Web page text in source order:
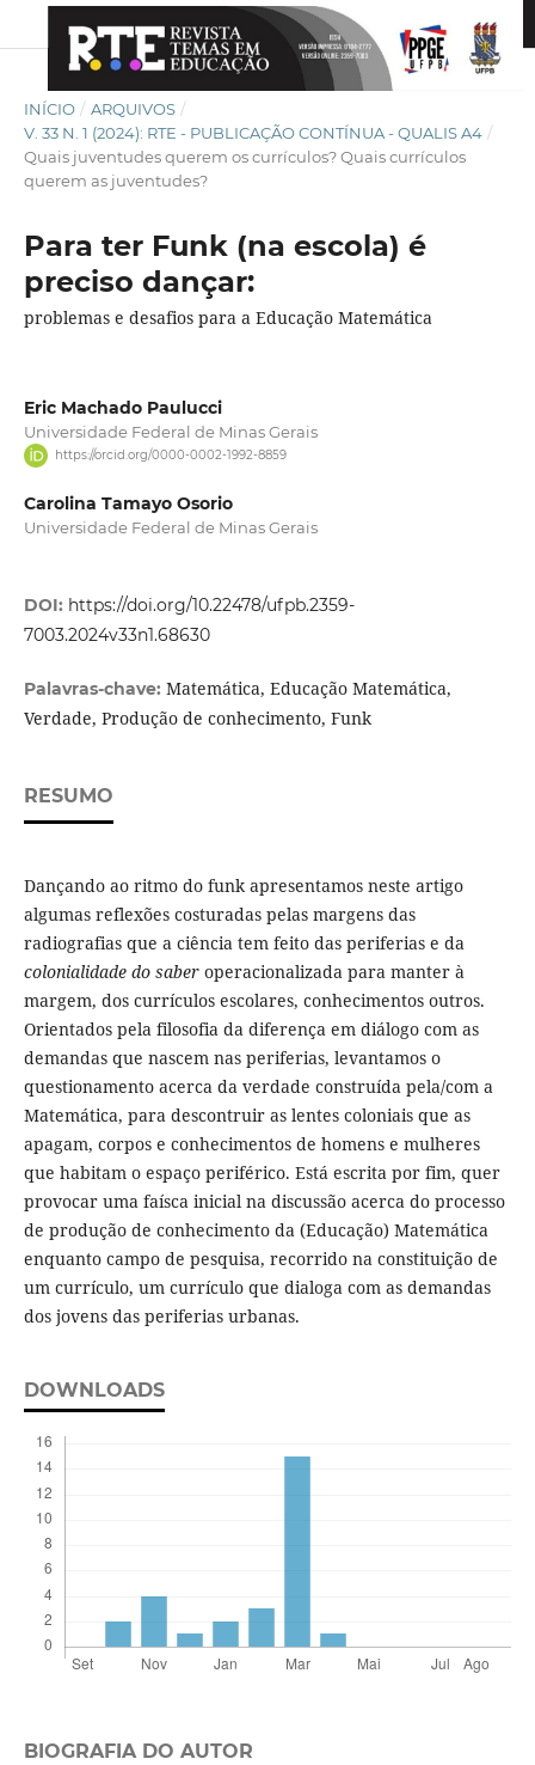
INÍCIO / ARQUIVOS /
V. 33 N. 1 (2024): RTE - PUBLICAÇÃO CONTÍNUA - QUALIS A4 /
Quais juventudes querem os currículos? Quais currículos
querem as juventudes?
Para ter Funk (na escola) é
preciso dançar:
problemas e desafios para a Educação Matemática
Eric Machado Paulucci
Universidade Federal de Minas Gerais
https://orcid.org/0000-0002-1992-8859
Carolina Tamayo Osorio
Universidade Federal de Minas Gerais
DOI: https://doi.org/10.22478/ufpb.2359-
7003.2024v33n1.68630
Palavras-chave: Matemática, Educação Matemática,
Verdade, Produção de conhecimento, Funk
RESUMO
Dançando ao ritmo do funk apresentamos neste artigo
algumas reflexões costuradas pelas margens das
radiografias que a ciência tem feito das periferias e da
colonialidade do saberoperacionalizada para manter à
margem, dos currículos escolares, conhecimentos outros.
Orientados pela filosofia da diferença em diálogo com as
demandas que nascem nas periferias, levantamos o
questionamento acerca da verdade construída pela/com a
Matemática, para descontruir as lentes coloniais que as
apagam, corpos e conhecimentos de homens e mulheres
que habitam o espaço periférico. Está escrita por fim, quer
provocar uma faísca inicial na discussão acerca do processo
de produção de conhecimento da (Educação) Matemática
enquanto campo de pesquisa, recorrido na constituição de
um currículo, um currículo que dialoga com as demandas
dos jovens das periferias urbanas.
DOWNLOADS
BIOGRAFIA DO AUTOR